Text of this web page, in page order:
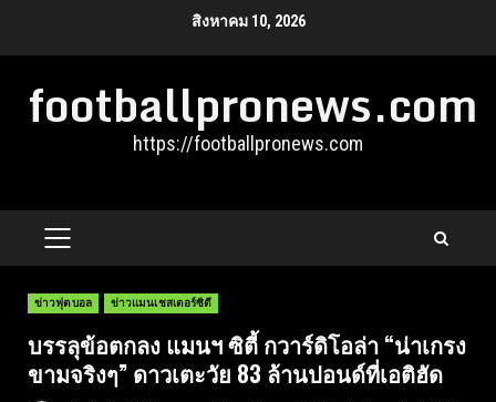
สิงหาคม 10, 2026
footballpronews.com
https://footballpronews.com
PRIMARY
ข่าวฟุตบอล ข่าวแมนเชสเตอร์ซิตี
บรรลุข้อตกลง แมนฯ ซิตี้ กวาร์ดิโอล่า “น่าเกรง
ขามจริงๆ” ดาวเตะวัย 83 ล้านปอนด์ที่เอติฮัด